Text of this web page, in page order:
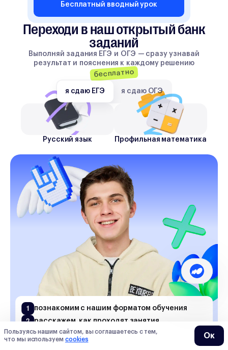
Пользуясь нашим сайтом, вы соглашаетесь с тем,
что мы используем cookies Ок
Бесплатный вводный урок
Переходи в наш открытый банк
заданий
Выполняй задания ЕГЭ и ОГЭ — сразу узнавай
результат и пояснения к каждому решению
бесплатно
я сдаю ЕГЭ я сдаю ОГЭ
Русский язык Профильная математика
1 познакомим с нашим форматом обучения
2 расскажем, как проходят занятия
3
покажем, как мы можем помочь вашему
ребенку